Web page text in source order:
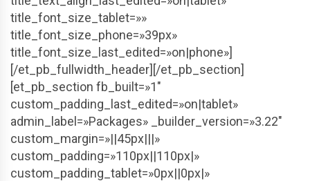
title_font_size_tablet=»»
title_font_size_phone=»39px»
title_font_size_last_edited=»on|phone»]
[/et_pb_fullwidth_header][/et_pb_section]
[et_pb_section fb_built=»1″
custom_padding_last_edited=»on|tablet»
admin_label=»Packages» _builder_version=»3.22″
custom_margin=»||45px|||»
custom_padding=»110px||110px|»
custom_padding_tablet=»0px||0px|»